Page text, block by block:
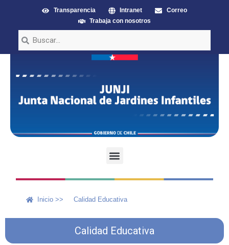
Transparencia Intranet
Correo
Trabaja con nosotros
Inicio >> Calidad Educativa
Calidad Educativa